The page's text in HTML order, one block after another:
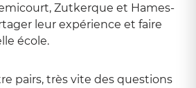
Zutkerque et Hames-
leur expérience et faire
école.
pairs, très vite des questions